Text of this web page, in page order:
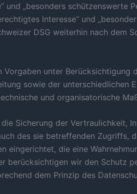
und „besonders
Interesse“ und
DSG weiterhin nach dem
unter
sowie der unterschiedlichen
und organisatorische
Sicherung der
des sie betreffenden
eingerichtet, die eine
berücksichtigen wir den Schutz
dem Prinzip des